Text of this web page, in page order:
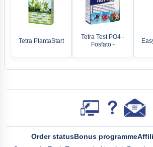
Tetra PlantaStart
Tetra Test PO4 -
Fosfato -
Order statusBonus programme